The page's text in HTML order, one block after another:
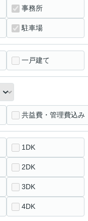
事務所
駐車場
一戸建て
共益費・管理費込み
1DK
2DK
3DK
4DK